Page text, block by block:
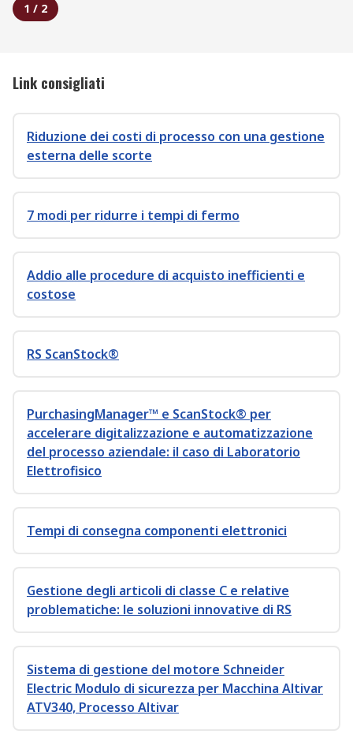
1 / 2
Link consigliati
Riduzione dei costi di processo con una gestione
esterna delle scorte
7 modi per ridurre i tempi di fermo
Addio alle procedure di acquisto inefficienti e
costose
RS ScanStock®
PurchasingManager™ e ScanStock® per
accelerare digitalizzazione e automatizzazione
del processo aziendale: il caso di Laboratorio
Elettrofisico
Tempi di consegna componenti elettronici
Gestione degli articoli di classe C e relative
problematiche: le soluzioni innovative di RS
Sistema di gestione del motore Schneider
Electric Modulo di sicurezza per Macchina Altivar
ATV340, Processo Altivar